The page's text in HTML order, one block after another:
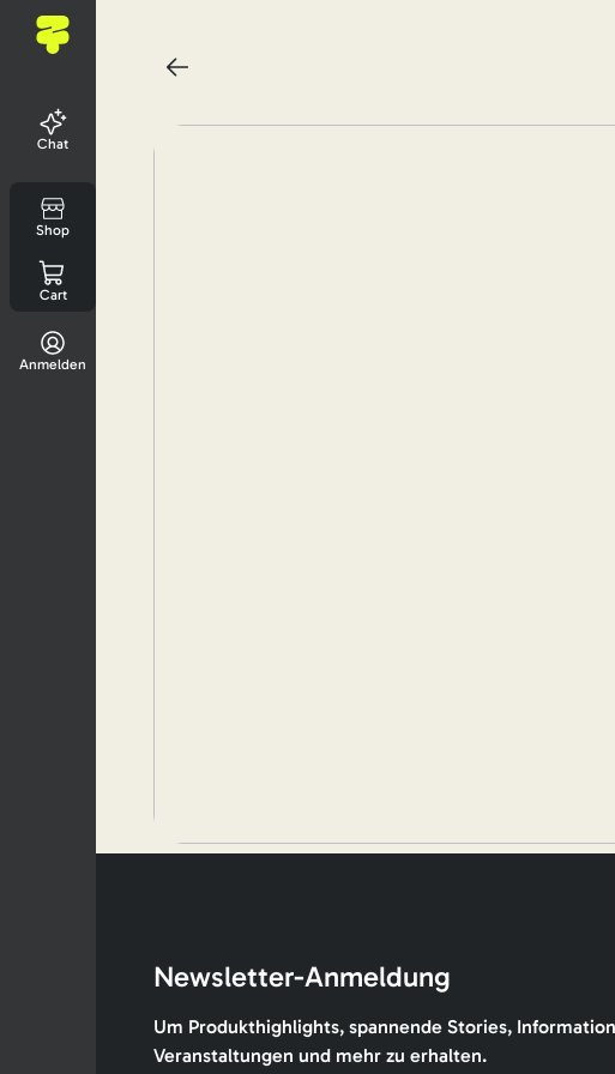
Chat
Shop
Cart
Anmelden
Newsletter-Anmeldung
Um Produkthighlights, spannende Stories,
Veranstaltungen und mehr zu erhalten.